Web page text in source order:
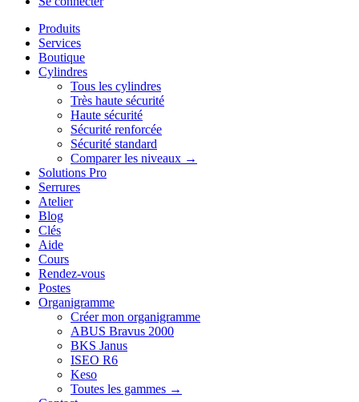
Produits
Services
Boutique
Cylindres
Tous les cylindres
Très haute sécurité
Haute sécurité
Sécurité renforcée
Sécurité standard
Comparer les niveaux →
Solutions Pro
Serrures
Atelier
Blog
Clés
Aide
Cours
Rendez-vous
Postes
Organigramme
Créer mon organigramme
ABUS Bravus 2000
BKS Janus
ISEO R6
Keso
Toutes les gammes →